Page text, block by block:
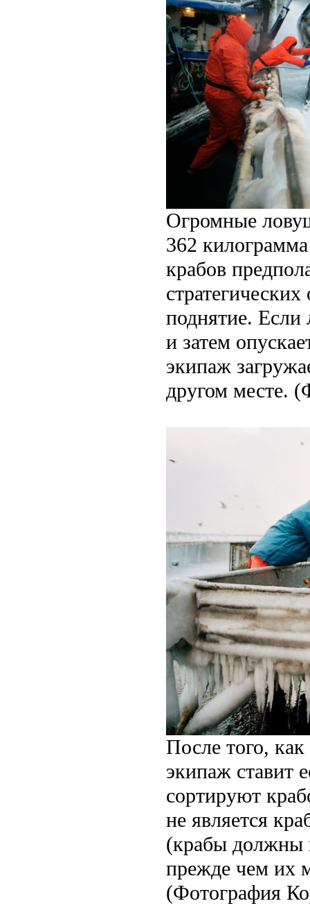
Огромные
362
крабов
поднятие. Если
и затем
экипаж
другом месте.
После того,
экипаж ставит
сортируют
не является
(крабы должны
прежде чем их
(Фотография